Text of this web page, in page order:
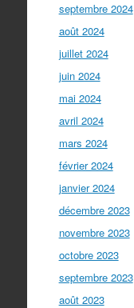
septembre 2024
août 2024
juillet 2024
juin 2024
mai 2024
avril 2024
mars 2024
février 2024
janvier 2024
décembre 2023
novembre 2023
octobre 2023
septembre 2023
août 2023